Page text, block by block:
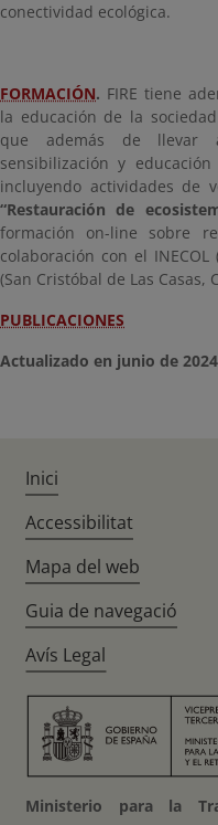
conectividad ecológica.
FORMACIÓN. FIRE tiene
la educación de la
que además de llevar
sensibilización y
incluyendo actividades de
“Restauración de
formación on-line sobre
colaboración con el INECOL
(San Cristóbal de Las Casas,
PUBLICACIONES
Actualizado en junio de 2024
Inici
Accessibilitat
Mapa del web
Guia de navegació
Avís Legal
Ministerio para la